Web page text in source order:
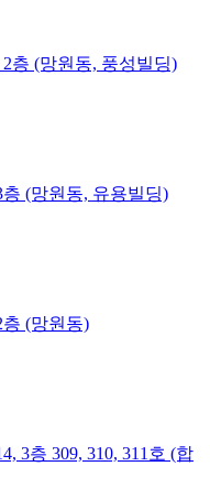
층 (망원동, 풍성빌딩)
(망원동, 유용빌딩)
(망원동)
3층 309, 310, 311호 (합